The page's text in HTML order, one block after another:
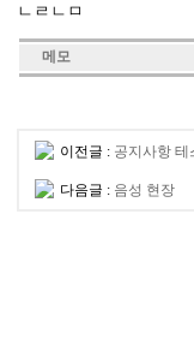
ㄴㄹㄴㅁ
메모
이전글 : 공지사항 테
다음글 : 음성 현장